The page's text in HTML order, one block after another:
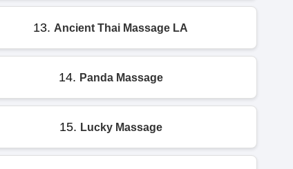
13. Ancient Thai Massage LA
14. Panda Massage
15. Lucky Massage